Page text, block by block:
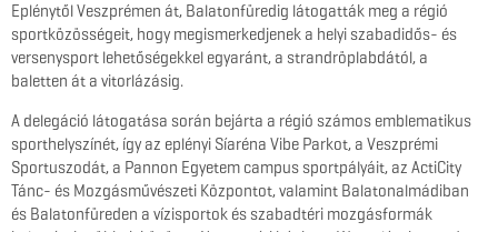
Eplénytől Veszprémen át, Balatonfüredig látogatták meg a régió
sportközösségeit, hogy megismerkedjenek a helyi szabadidős- és
versenysport lehetőségekkel egyaránt, a strandröplabdától, a
baletten át a vitorlázásig.
A delegáció látogatása során bejárta a régió számos emblematikus
sporthelyszínét, így az eplényi Síaréna Vibe Parkot, a Veszprémi
Sportuszodát, a Pannon Egyetem campus sportpályáit, az ActiCity
Tánc- és Mozgásművészeti Központot, valamint Balatonalmádiban
és Balatonfüreden a vízisportok és szabadtéri mozgásformák